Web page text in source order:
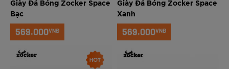
Giày Đá Bóng Zocker Space
Bạc
569.000VNĐ
Giày Đá Bóng Zocker Space
Xanh
569.000VNĐ